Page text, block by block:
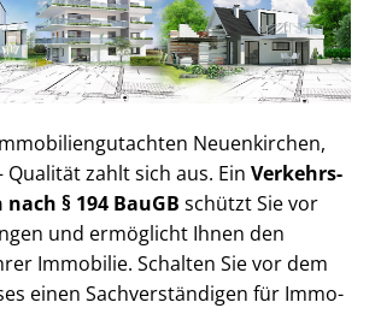
Neuenkirchen,
Qualität zahlt sich aus. Ein Ver­kehrs­
§ 194 BauGB schützt Sie vor
und ermöglicht Ihnen den
Immobilie. Schalten Sie vor dem
einen Sach­ver­stän­di­gen für Im­mo­